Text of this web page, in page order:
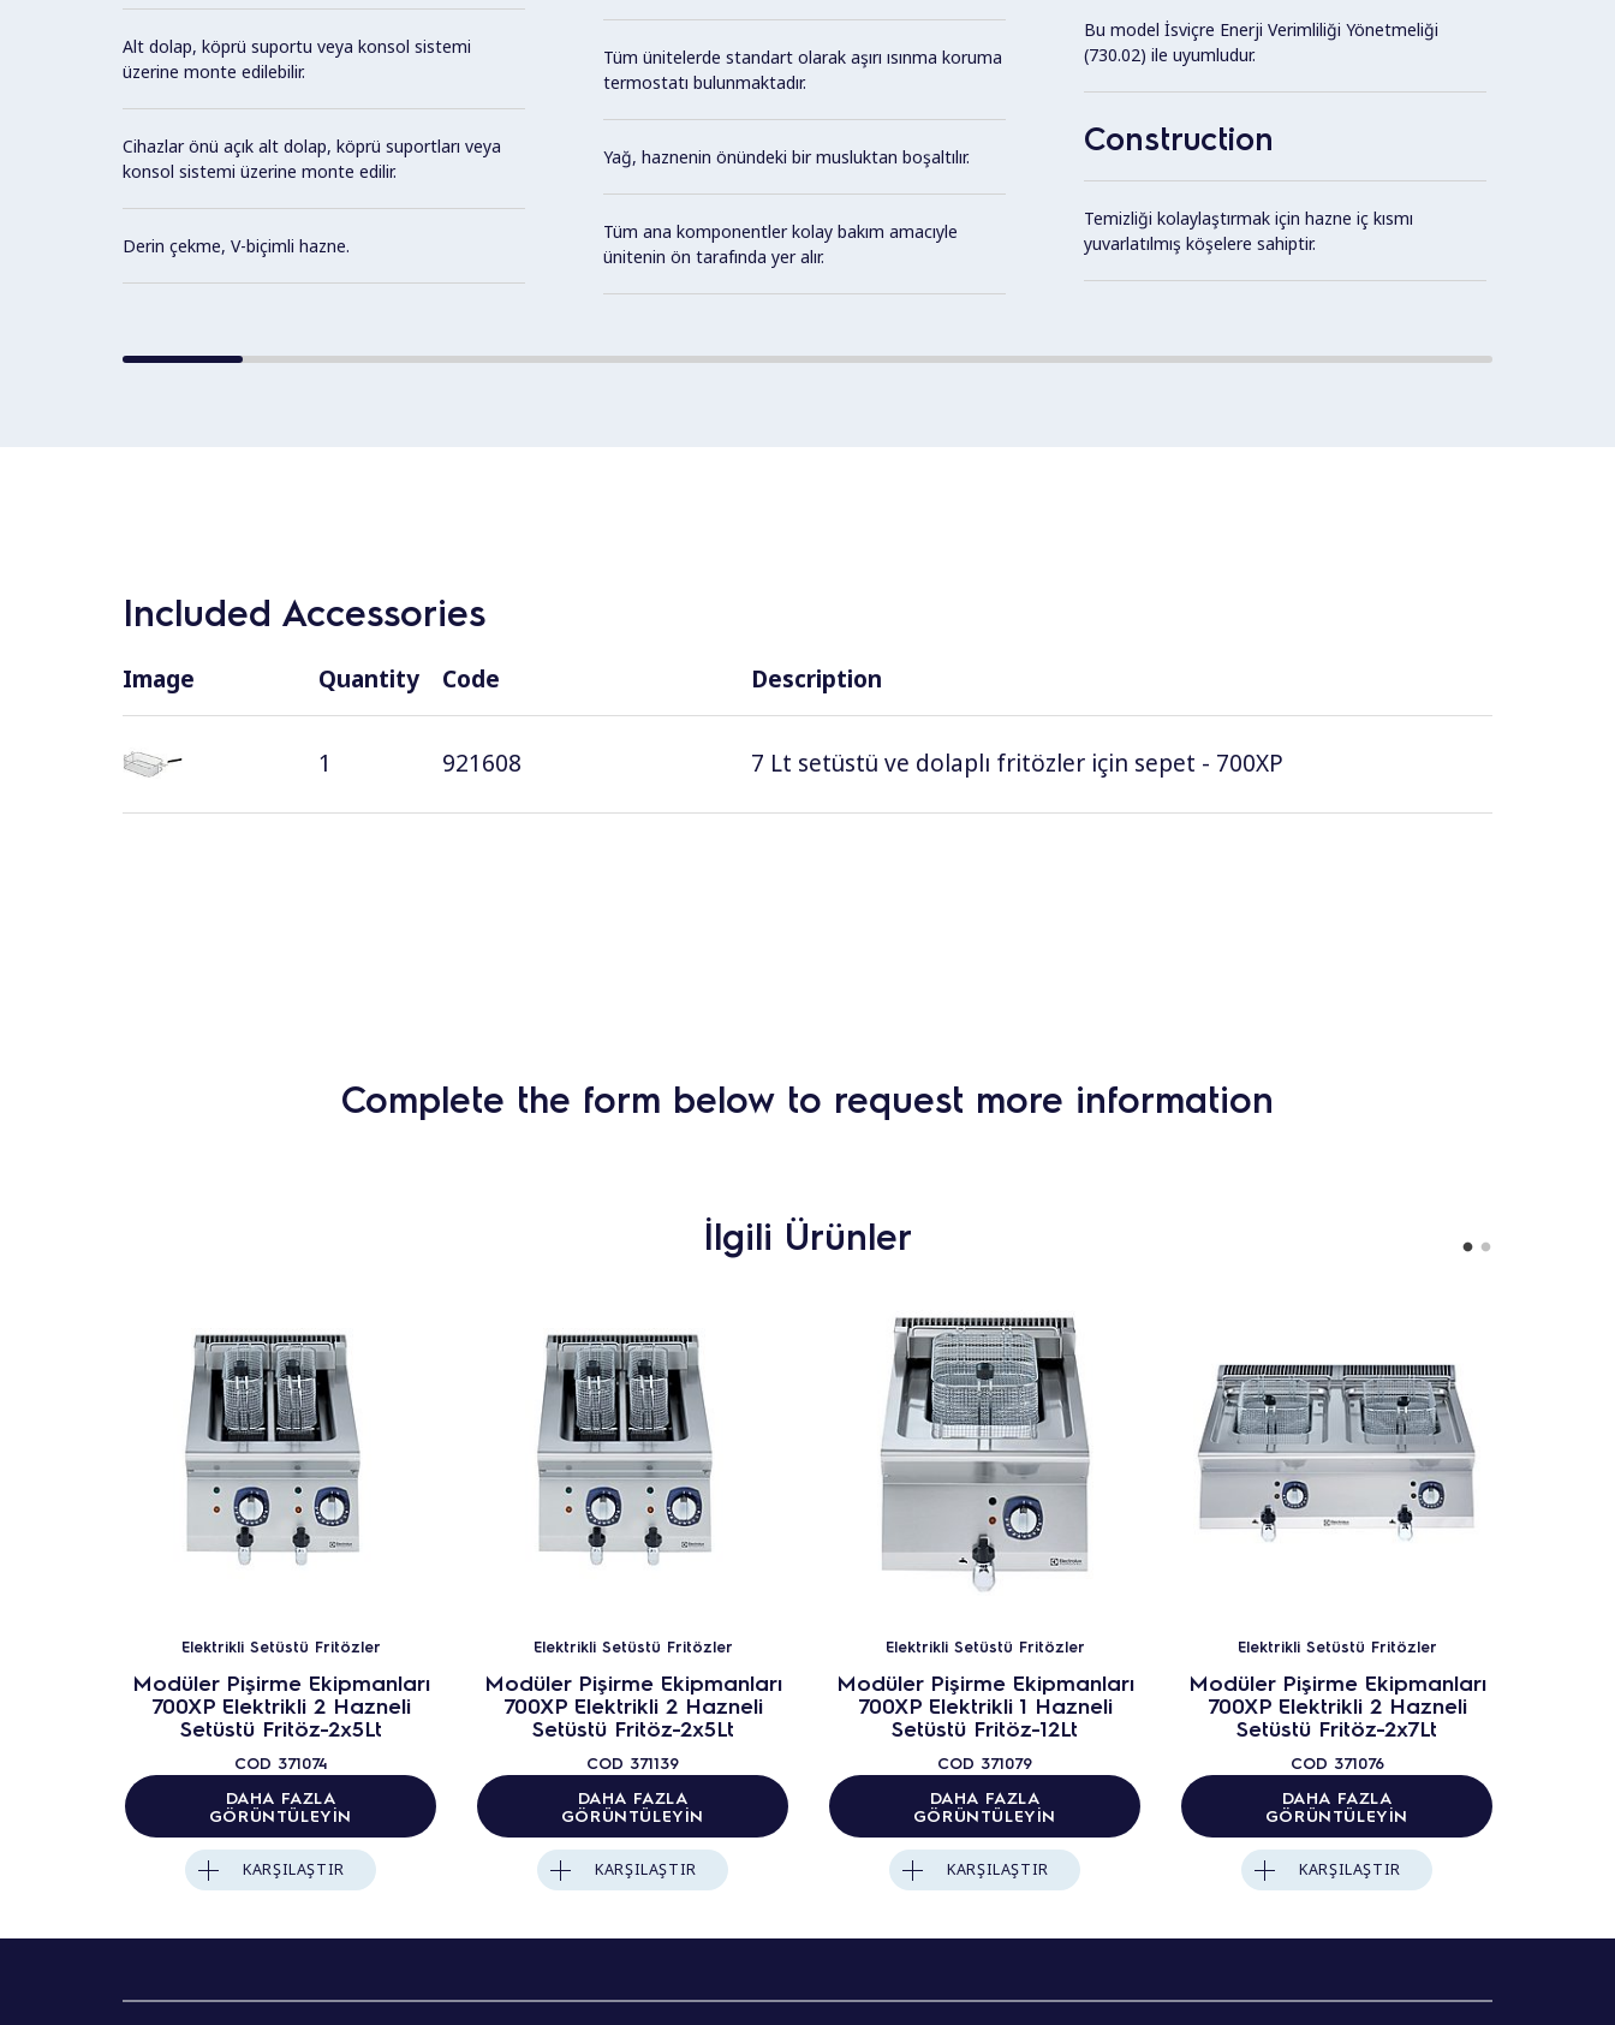
Alt dolap, köprü suportu veya konsol sistemi
üzerine monte edilebilir.
Cihazlar önü açık alt dolap, köprü suportları veya
konsol sistemi üzerine monte edilir.
Derin çekme, V-biçimli hazne.
Tüm ünitelerde standart olarak aşırı ısınma koruma
termostatı bulunmaktadır.
Yağ, haznenin önündeki bir musluktan boşaltılır.
Tüm ana komponentler kolay bakım amacıyle
ünitenin ön tarafında yer alır.
Bu model İsviçre Enerji Verimliliği Yönetmeliği
(730.02) ile uyumludur.
Construction
Temizliği kolaylaştırmak için hazne iç kısmı
yuvarlatılmış köşelere sahiptir.
Included Accessories
Image Quantity Code Description
1 921608 7 Lt setüstü ve dolaplı fritözler için sepet - 700XP
Complete the form below to request more information
İlgili Ürünler
Elektrikli Setüstü Fritözler
Modüler Pişirme Ekipmanları
700XP Elektrikli 2 Hazneli
Setüstü Fritöz-2x5Lt
COD 371074
DAHA FAZLA
GÖRÜNTÜLEYIN
KARŞILAŞTIR
Elektrikli Setüstü Fritözler
Modüler Pişirme Ekipmanları
700XP Elektrikli 2 Hazneli
Setüstü Fritöz-2x5Lt
COD 371139
DAHA FAZLA
GÖRÜNTÜLEYIN
KARŞILAŞTIR
Elektrikli Setüstü Fritözler
Modüler Pişirme Ekipmanları
700XP Elektrikli 1 Hazneli
Setüstü Fritöz-12Lt
COD 371079
DAHA FAZLA
GÖRÜNTÜLEYIN
KARŞILAŞTIR
Elektrikli Setüstü Fritözler
Modüler Pişirme Ekipmanları
700XP Elektrikli 2 Hazneli
Setüstü Fritöz-2x7Lt
COD 371076
DAHA FAZLA
GÖRÜNTÜLEYIN
KARŞILAŞTIR